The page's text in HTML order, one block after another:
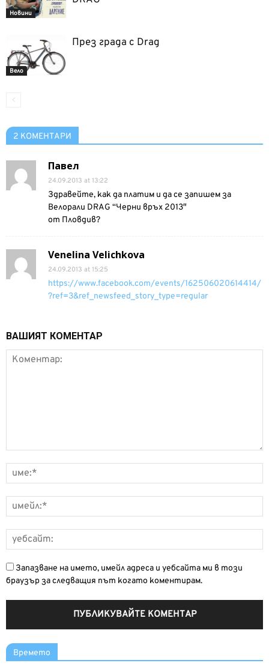
Новини
Вело
През града с Drag
2 КОМЕНТАРИ
Павел
24.09.2013 at 13:22
Здравейте, как да платим и да се запишем за
Велорали DRAG “Черни връх 2013″
от Пловдив?
Venelina Velichkova
24.09.2013 at 15:25
https://www.facebook.com/events/162506020614414/
?ref=3&ref_newsfeed_story_type=regular
ВАШИЯТ КОМЕНТАР
Запазване на името, имейл адреса и уебсайта ми в този
браузър за следващия път когато коментирам.
Времето